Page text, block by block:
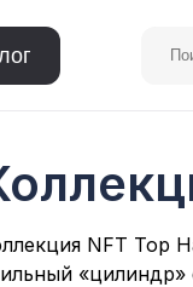
NFT Top